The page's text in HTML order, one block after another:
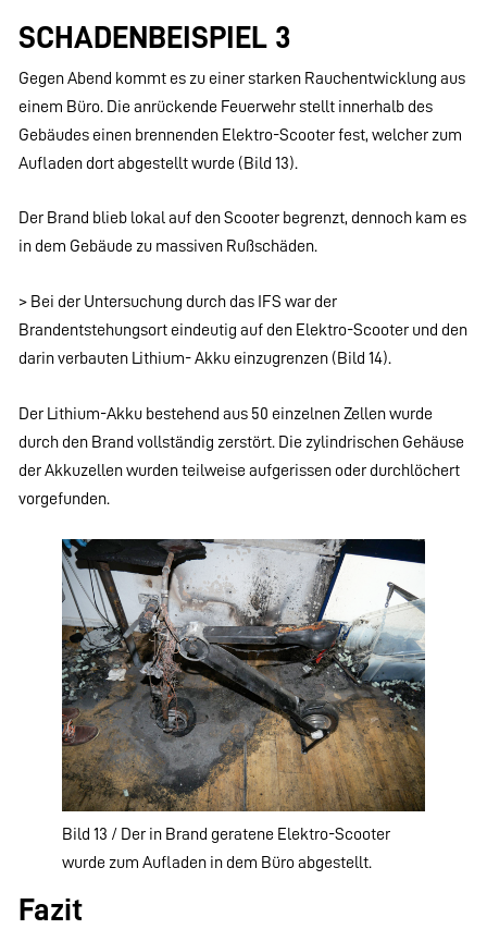
SCHADENBEISPIEL 3
Gegen Abend kommt es zu einer starken Rauchentwicklung aus
einem Büro. Die anrückende Feuerwehr stellt innerhalb des
Gebäudes einen brennenden Elektro-Scooter fest, welcher zum
Aufladen dort abgestellt wurde (Bild 13).
Der Brand blieb lokal auf den Scooter begrenzt, dennoch kam es
in dem Gebäude zu massiven Rußschäden.
> Bei der Untersuchung durch das IFS war der
Brandentstehungsort eindeutig auf den Elektro-Scooter und den
darin verbauten Lithium- Akku einzugrenzen (Bild 14).
Der Lithium-Akku bestehend aus 50 einzelnen Zellen wurde
durch den Brand vollständig zerstört. Die zylindrischen Gehäuse
der Akkuzellen wurden teilweise aufgerissen oder durchlöchert
vorgefunden.
Bild 13 / Der in Brand geratene Elektro-Scooter
wurde zum Aufladen in dem Büro abgestellt.
Fazit